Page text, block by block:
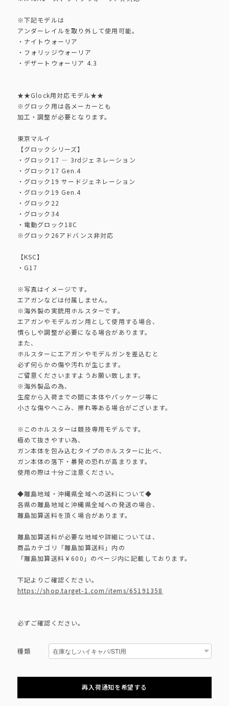
※下記モデルは
アンダーレイルを取り外して使用可能。
・ナイトウォーリア
・フォリッジウォーリア
・デザートウォーリア 4.3
★★Glock用対応モデル★★
※グロック用は各メーカーとも
加工・調整が必要となります。
東京マルイ
【グロックシリーズ】
・グロック17 — 3rdジェネレーション
・グロック17 Gen.4
・グロック19 サードジェネレーション
・グロック19 Gen.4
・グロック22
・グロック34
・電動グロック18C
※グロック26アドバンス非対応
【KSC】
・G17
※写真はイメージです。
エアガンなどは付属しません。
※海外製の実銃用ホルスターです。
エアガンやモデルガン用として使用する場合、
慣らしや調整が必要になる場合があります。
また、
ホルスターにエアガンやモデルガンを差込むと
必ず何らかの傷や汚れが生じます。
ご留意くださいますようお願い致します。
※海外製品の為、
生産から入荷までの間に本体やパッケージ等に
小さな傷やへこみ、擦れ等ある場合がございます。
※このホルスターは競技専用モデルです。
極めて抜きやすい為、
ガン本体を包み込むタイプのホルスターに比べ、
ガン本体の落下・暴発の恐れが高まります。
使用の際は十分ご注意ください。
◆離島地域・沖縄県全域への送料について◆
各県の離島地域と沖縄県全域への発送の場合、
離島加算送料を頂く場合があります。
離島加算送料が必要な地域や詳細については、
商品カテゴリ「離島加算送料」内の
「離島加算送料￥600」のページ内に記載しております。
下記よりご確認ください。
https://shop.target-1.com/items/65191358
必ずご確認ください。
種類
再入荷通知を希望する